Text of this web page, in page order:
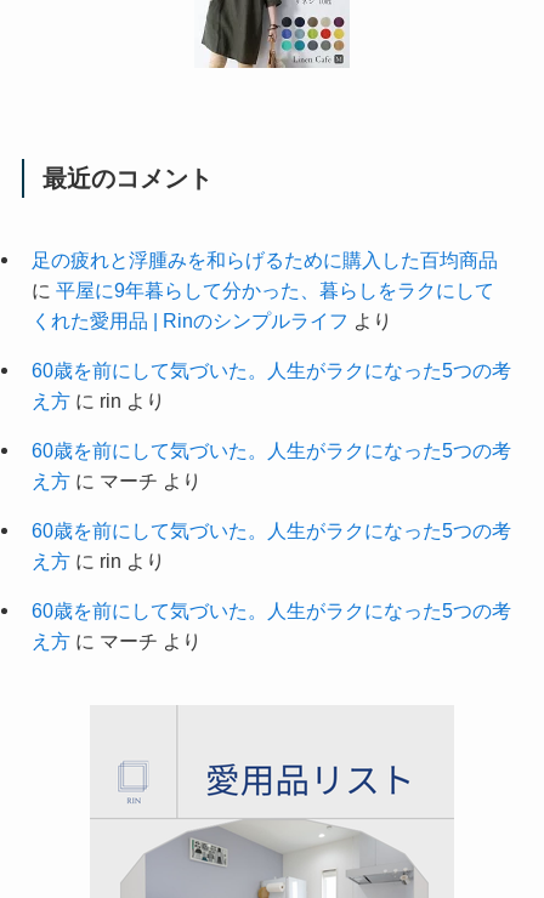
最近のコメント
足の疲れと浮腫みを和らげるために購入した百均商品
に 平屋に9年暮らして分かった、暮らしをラクにして
くれた愛用品 | Rinのシンプルライフ より
60歳を前にして気づいた。人生がラクになった5つの考
え方に rin より
60歳を前にして気づいた。人生がラクになった5つの考
え方に マーチ より
60歳を前にして気づいた。人生がラクになった5つの考
え方に rin より
60歳を前にして気づいた。人生がラクになった5つの考
え方に マーチ より